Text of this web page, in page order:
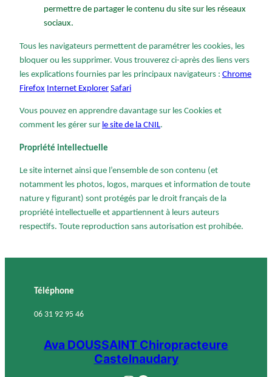
permettre de partager le contenu du site sur les réseaux
sociaux.
Tous les navigateurs permettent de paramétrer les cookies, les
bloquer ou les supprimer. Vous trouverez ci-après des liens vers
les explications fournies par les principaux navigateurs : Chrome
Firefox Internet Explorer Safari
Vous pouvez en apprendre davantage sur les Cookies et
comment les gérer sur le site de la CNIL.
Propriété intellectuelle
Le site internet ainsi que l’ensemble de son contenu (et
notamment les photos, logos, marques et information de toute
nature y figurant) sont protégés par le droit français de la
propriété intellectuelle et appartiennent à leurs auteurs
respectifs. Toute reproduction sans autorisation est prohibée.
Téléphone
06 31 92 95 46
Ava DOUSSAINT Chiropracteure
Castelnaudary